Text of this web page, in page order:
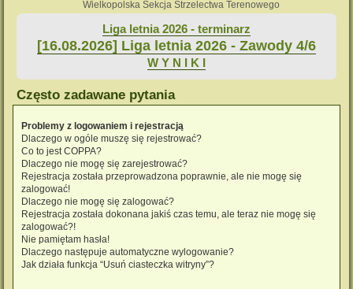
Wielkopolska Sekcja Strzelectwa Terenowego
Liga letnia 2026 - terminarz
[16.08.2026] Liga letnia 2026 - Zawody 4/6
W Y N I K I
Często zadawane pytania
Problemy z logowaniem i rejestracją
Dlaczego w ogóle muszę się rejestrować?
Co to jest COPPA?
Dlaczego nie mogę się zarejestrować?
Rejestracja została przeprowadzona poprawnie, ale nie mogę się
zalogować!
Dlaczego nie mogę się zalogować?
Rejestracja została dokonana jakiś czas temu, ale teraz nie mogę się
zalogować?!
Nie pamiętam hasła!
Dlaczego następuje automatyczne wylogowanie?
Jak działa funkcja “Usuń ciasteczka witryny”?